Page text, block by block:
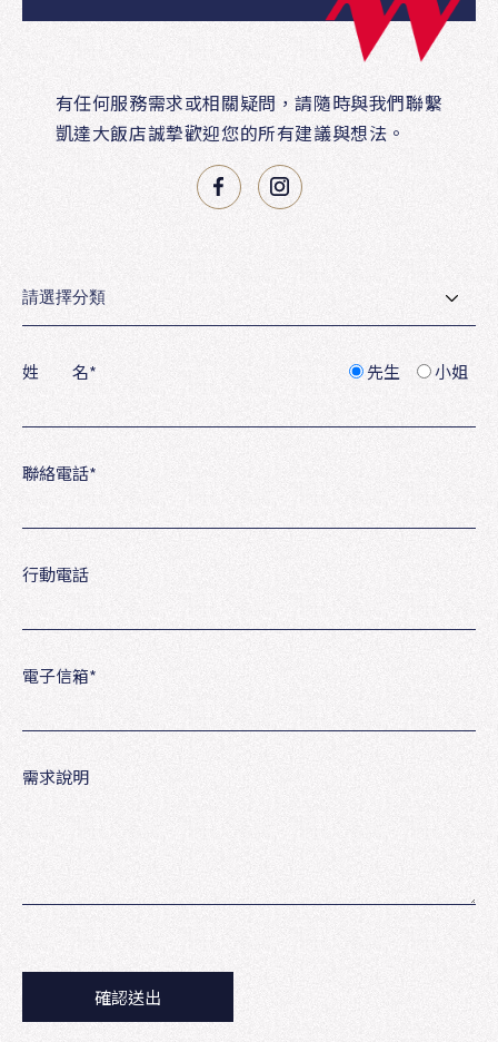
有任何服務需求或相關疑問，請隨時與我們聯繫
凱達大飯店誠摯歡迎您的所有建議與想法。
姓 名* 先生 小姐
聯絡電話*
行動電話
電子信箱*
需求說明
確認送出